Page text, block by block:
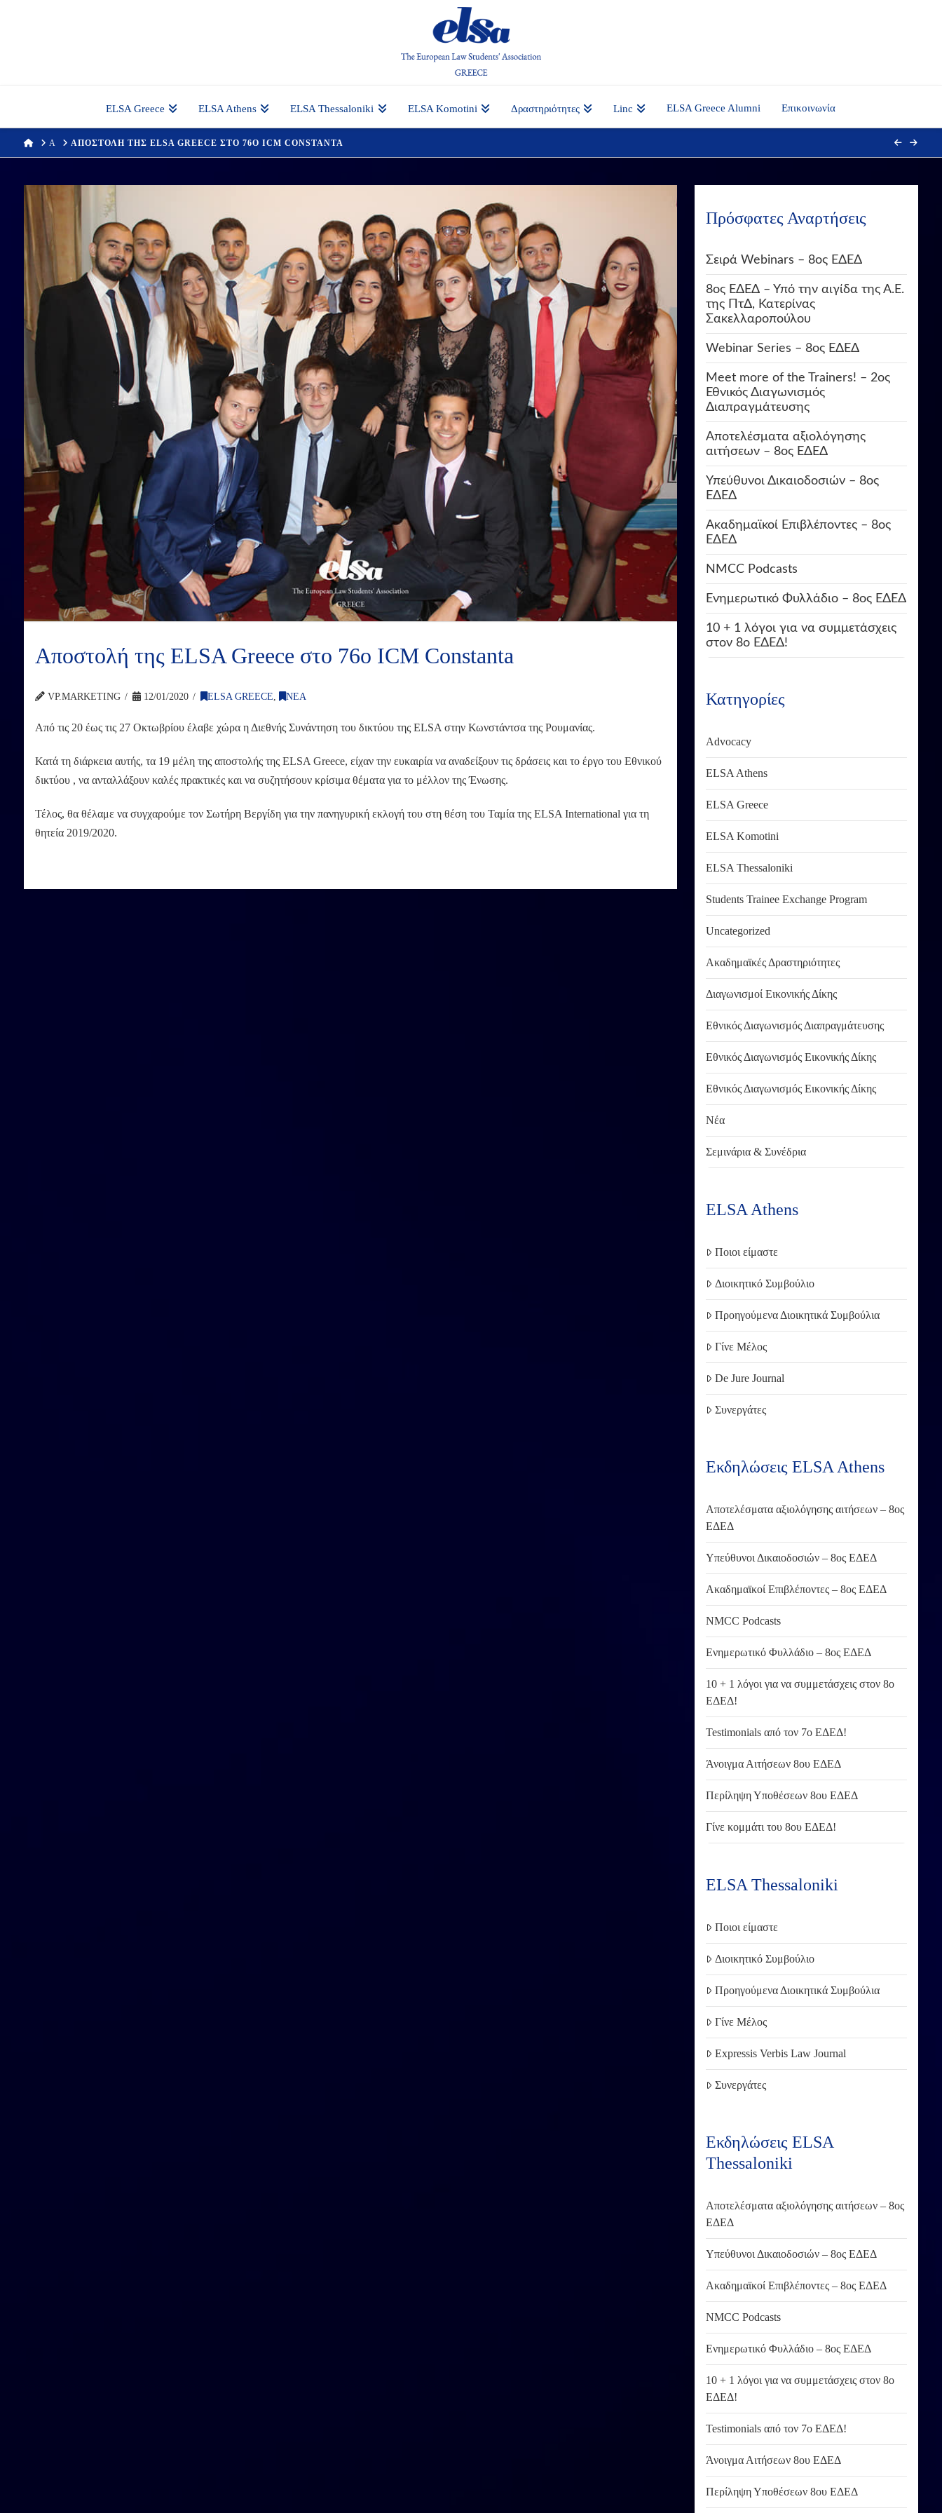
ELSA Greece ELSA Athens ELSA Thessaloniki ELSA Komotini Δραστηριότητες Linc ELSA Greece Alumni Επικοινωνία
HOME
Α ΑΠΟΣΤΟΛΗ ΤΗΣ ELSA GREECE ΣΤΟ 76Ο ICM CONSTANTA
Αποστολή της ELSA Greece στο 76ο ICM Constanta
VP.MARKETING 12/01/2020 ELSA GREECE ΝΕΑ
Από τις 20 έως τις 27 Οκτωβρίου έλαβε χώρα η Διεθνής Συνάντηση του δικτύου της ELSA στην Κωνστάντσα της Ρουμανίας.
Κατά τη διάρκεια αυτής, τα 19 μέλη της αποστολής της ELSA Greece, είχαν την ευκαιρία να αναδείξουν τις δράσεις και το έργο του Εθνικού
δικτύου , να ανταλλάξουν καλές πρακτικές και να συζητήσουν κρίσιμα θέματα για το μέλλον της Ένωσης.
Τέλος, θα θέλαμε να συγχαρούμε τον Σωτήρη Βεργίδη για την πανηγυρική εκλογή του στη θέση του Ταμία της ELSA International για τη
θητεία 2019/2020.
Πρόσφατες Αναρτήσεις
Σειρά Webinars – 8ος ΕΔΕΔ
8ος ΕΔΕΔ – Υπό την αιγίδα της Α.Ε.
της ΠτΔ, Κατερίνας
Σακελλαροπούλου
Webinar Series – 8ος ΕΔΕΔ
Meet more of the Trainers! – 2ος
Εθνικός Διαγωνισμός
Διαπραγμάτευσης
Αποτελέσματα αξιολόγησης
αιτήσεων – 8ος ΕΔΕΔ
Υπεύθυνοι Δικαιοδοσιών – 8ος
ΕΔΕΔ
Ακαδημαϊκοί Επιβλέποντες – 8ος
ΕΔΕΔ
NMCC Podcasts
Ενημερωτικό Φυλλάδιο – 8ος ΕΔΕΔ
10 + 1 λόγοι για να συμμετάσχεις
στον 8ο ΕΔΕΔ!
Κατηγορίες
Advocacy
ELSA Athens
ELSA Greece
ELSA Komotini
ELSA Thessaloniki
Students Trainee Exchange Program
Uncategorized
Ακαδημαϊκές Δραστηριότητες
Διαγωνισμοί Εικονικής Δίκης
Εθνικός Διαγωνισμός Διαπραγμάτευσης
Εθνικός Διαγωνισμός Εικονικής Δίκης
Εθνικός Διαγωνισμός Εικονικής Δίκης
Νέα
Σεμινάρια & Συνέδρια
ELSA Athens
Ποιοι είμαστε
Διοικητικό Συμβούλιο
Προηγούμενα Διοικητικά Συμβούλια
Γίνε Μέλος
De Jure Journal
Συνεργάτες
Εκδηλώσεις ELSA Athens
Αποτελέσματα αξιολόγησης αιτήσεων – 8ος
ΕΔΕΔ
Υπεύθυνοι Δικαιοδοσιών – 8ος ΕΔΕΔ
Ακαδημαϊκοί Επιβλέποντες – 8ος ΕΔΕΔ
NMCC Podcasts
Ενημερωτικό Φυλλάδιο – 8ος ΕΔΕΔ
10 + 1 λόγοι για να συμμετάσχεις στον 8ο
ΕΔΕΔ!
Testimonials από τον 7ο ΕΔΕΔ!
Άνοιγμα Αιτήσεων 8ου ΕΔΕΔ
Περίληψη Υποθέσεων 8ου ΕΔΕΔ
Γίνε κομμάτι του 8ου ΕΔΕΔ!
ELSA Thessaloniki
Ποιοι είμαστε
Διοικητικό Συμβούλιο
Προηγούμενα Διοικητικά Συμβούλια
Γίνε Μέλος
Expressis Verbis Law Journal
Συνεργάτες
Εκδηλώσεις ELSA
Thessaloniki
Αποτελέσματα αξιολόγησης αιτήσεων – 8ος
ΕΔΕΔ
Υπεύθυνοι Δικαιοδοσιών – 8ος ΕΔΕΔ
Ακαδημαϊκοί Επιβλέποντες – 8ος ΕΔΕΔ
NMCC Podcasts
Ενημερωτικό Φυλλάδιο – 8ος ΕΔΕΔ
10 + 1 λόγοι για να συμμετάσχεις στον 8ο
ΕΔΕΔ!
Testimonials από τον 7ο ΕΔΕΔ!
Άνοιγμα Αιτήσεων 8ου ΕΔΕΔ
Περίληψη Υποθέσεων 8ου ΕΔΕΔ